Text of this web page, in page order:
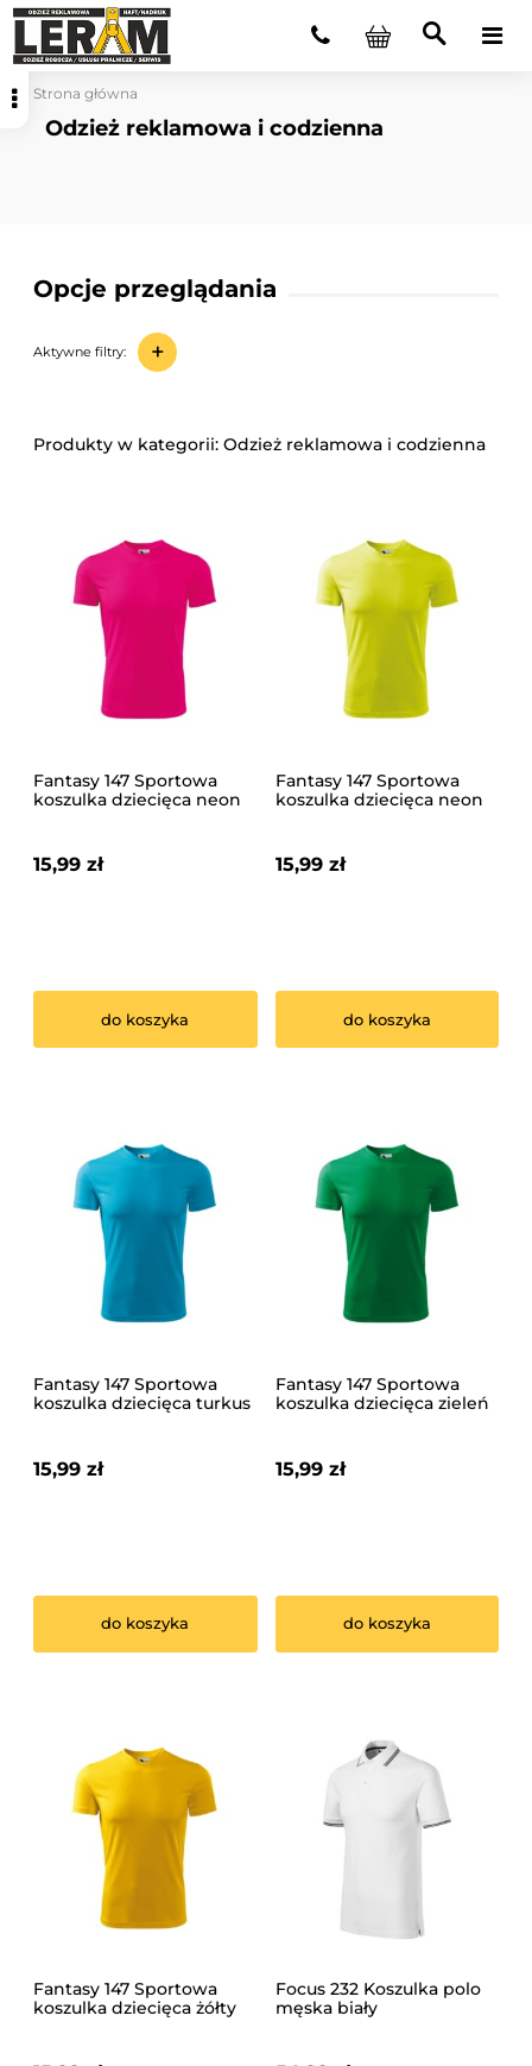
Strona główna
Odzież reklamowa i codzienna
Opcje przeglądania
Aktywne filtry: +
Odzież reklamowa i codzienna
Fantasy 147 Sportowa
koszulka dziecięca neon
15,99 zł
do koszyka
Fantasy 147 Sportowa
koszulka dziecięca neon
15,99 zł
do koszyka
Fantasy 147 Sportowa
koszulka dziecięca turkus
15,99 zł
do koszyka
Fantasy 147 Sportowa
koszulka dziecięca zieleń
15,99 zł
do koszyka
Fantasy 147 Sportowa
koszulka dziecięca żółty
Focus 232 Koszulka polo
męska biały